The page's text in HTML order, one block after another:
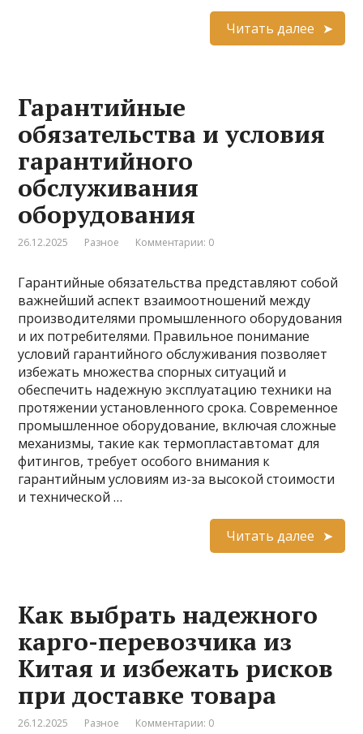
Читать далее
Гарантийные
обязательства и условия
гарантийного
обслуживания
оборудования
26.12.2025 Разное Комментарии: 0
Гарантийные обязательства представляют собой
важнейший аспект взаимоотношений между
производителями промышленного оборудования
и их потребителями. Правильное понимание
условий гарантийного обслуживания позволяет
избежать множества спорных ситуаций и
обеспечить надежную эксплуатацию техники на
протяжении установленного срока. Современное
промышленное оборудование, включая сложные
механизмы, такие как термопластавтомат для
фитингов, требует особого внимания к
гарантийным условиям из-за высокой стоимости
и технической …
Читать далее
Как выбрать надежного
карго-перевозчика из
Китая и избежать рисков
при доставке товара
26.12.2025 Разное Комментарии: 0